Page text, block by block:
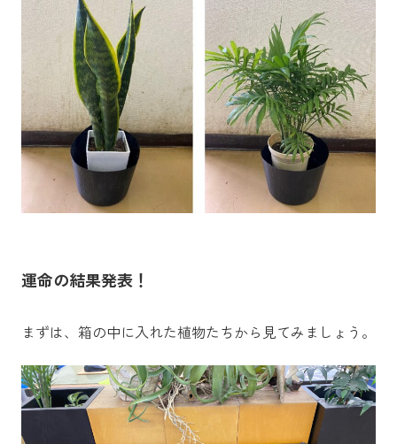
運命の結果発表！
まずは、箱の中に入れた植物たちから見てみましょう。